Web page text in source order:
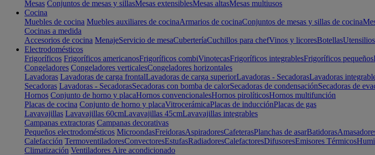
Mesas Conjuntos de mesas y sillasMesas extensiblesMesas altasMesas multiusos
Cocina
Muebles de cocina Muebles auxiliares de cocinaArmarios de cocinaConjuntos de mesas y sillas de cocina
Cocinas a medida
Accesorios de cocina MenajeServicio de mesaCuberteríaCuchillos para chefVinos y licoresBotellas
Electrodomésticos
Frigoríficos Frigoríficos americanosFrigoríficos combiVinotecasFrigoríficos integrablesFrigoríficos pequeños
Congeladores Congeladores verticalesCongeladores horizontales
Lavadoras Lavadoras de carga frontalLavadoras de carga superiorLavadoras - SecadorasLavadoras
Secadoras Lavadoras - SecadorasSecadoras con bomba de calorSecadoras de condensaciónSecadoras de
Hornos Conjunto de horno y placaHornos convencionalesHornos pirolíticosHornos multifunción
Placas de cocina Conjunto de horno y placaVitrocerámicaPlacas de inducciónPlacas de gas
Lavavajillas Lavavajillas 60cmLavavajillas 45cmLavavajillas integrables
Campanas extractoras Campanas decorativas
Pequeños electrodomésticos MicroondasFreidorasAspiradoresCafeterasPlanchas de asarBatidoras
Calefacción TermoventiladoresConvectoresEstufasRadiadoresCalefactoresDifusoresEmisores Térmicos
Climatización Ventiladores Aire acondicionado